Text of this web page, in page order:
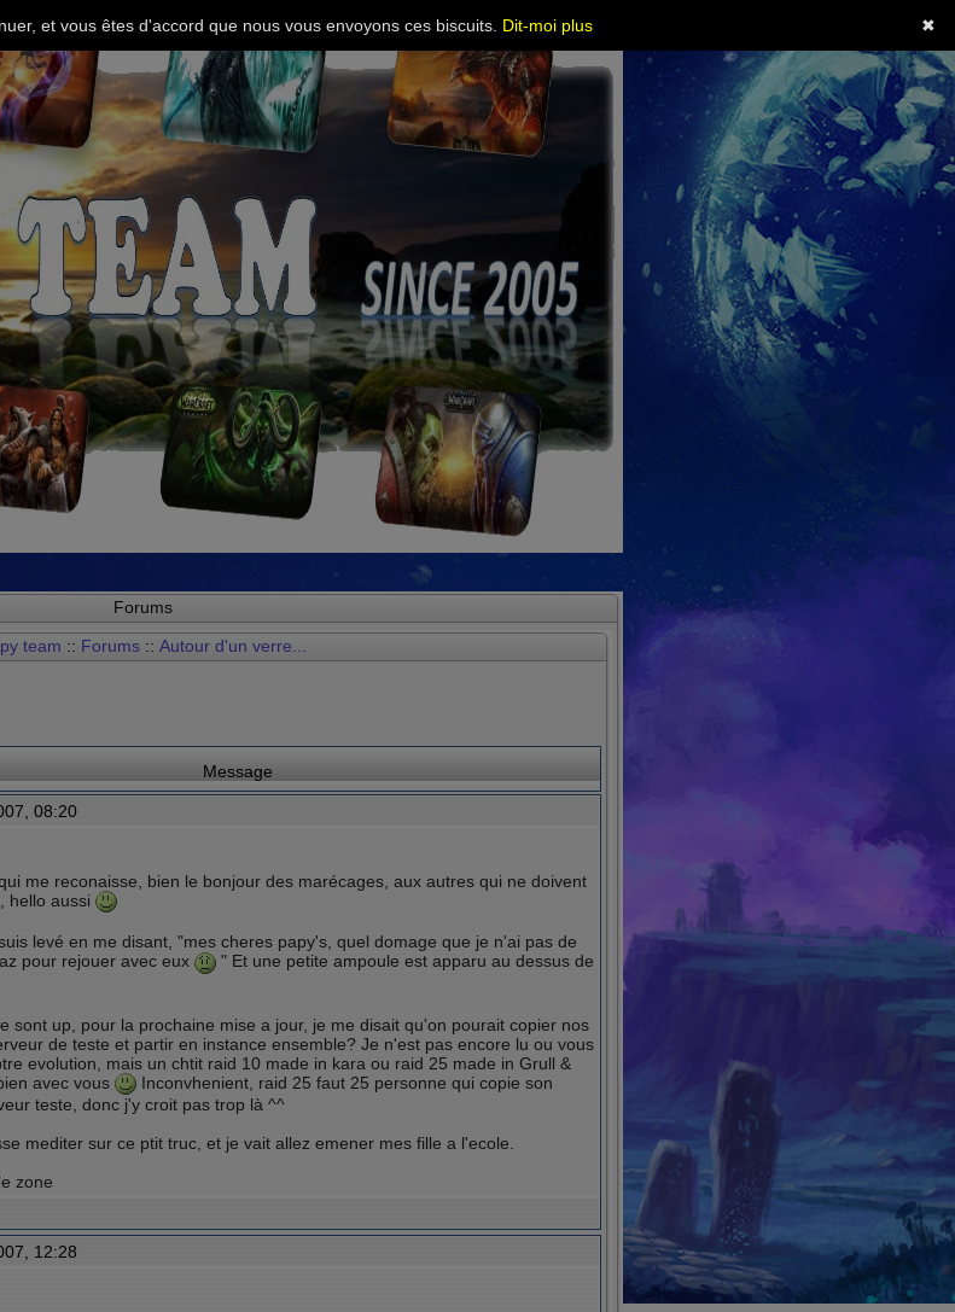
Forums
team :: Forums ::Autour d'un verre...
Message
08:20
me reconaisse, bien le bonjour des marécages, aux autres qui ne doivent
hello aussi
levé en me disant, "mes cheres papy's, quel domage que je n'ai pas de
pour rejouer avec eux
" Et une petite ampoule est apparu au dessus de
sont up, pour la prochaine mise a jour, je me disait qu'on pourait copier nos
de teste et partir en instance ensemble? Je n'est pas encore lu ou vous
evolution, mais un chtit raid 10 made in kara ou raid 25 made in Grull &
avec vous
Inconvhenient, raid 25 faut 25 personne qui copie son
teste, donc j'y croit pas trop là ^^
mediter sur ce ptit truc, et je vait allez emener mes fille a l'ecole.
zone
12:28
✖
et vous êtes d'accord que nous vous envoyons ces biscuits. Dit-moi plus